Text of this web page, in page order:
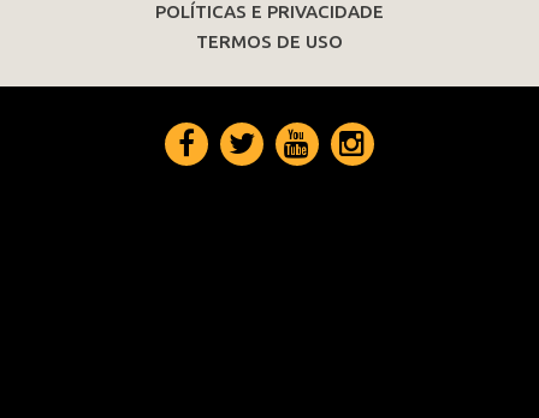
POLÍTICAS E PRIVACIDADE
TERMOS DE USO